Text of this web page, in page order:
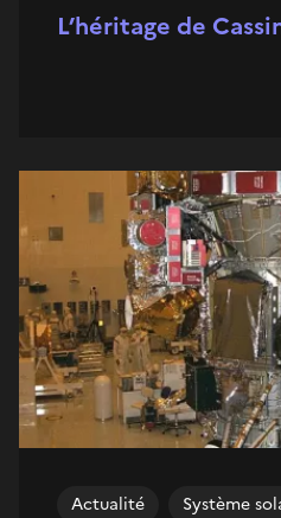
L’héritage de
Actualité Système